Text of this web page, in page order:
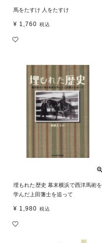
馬をたすけ 人をたすけ
¥ 1,760 税込
埋もれた歴史 幕末横浜で西洋馬術を
学んだ上田藩士を追って
¥ 1,980 税込